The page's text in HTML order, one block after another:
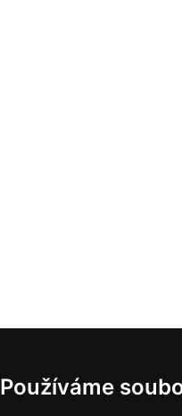
Používáme